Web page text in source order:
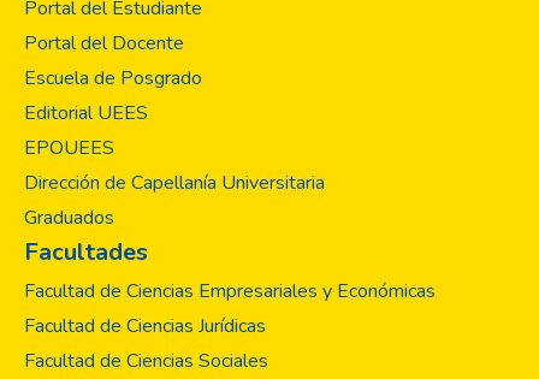
Portal del Estudiante
Portal del Docente
Escuela de Posgrado
Editorial UEES
EPOUEES
Dirección de Capellanía Universitaria
Graduados
Facultades
Facultad de Ciencias Empresariales y Económicas
Facultad de Ciencias Jurídicas
Facultad de Ciencias Sociales